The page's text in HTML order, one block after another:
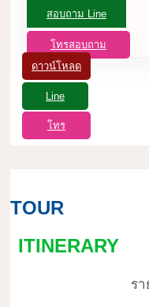
สอบถาม Line
โทรสอบถาม
ดาวน์โหลด
Line
โทร
TOUR
ITINERARY
ร